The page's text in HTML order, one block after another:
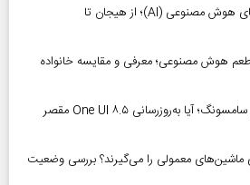
رشد خیره‌کننده بازار توکن‌های هوش مصنوعی (AI)؛ از هیجان تا
هوش مصنوعی؛ معرفی و مقایسه خانواده
بحران باتری در گوشی‌های سامسونگ؛ آیا به‌روزرسانی One UI ۸.۵ مقصر
ماشین‌های معمولی را می‌گیرند؟ بررسی وضعیت